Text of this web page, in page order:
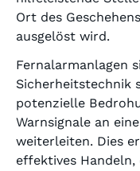
Ort des
ausgelöst wird.
Fernalarmanlagen
Sicherheitstechnik
potenzielle
Warnsignale an
weiterleiten. Dies
effektives